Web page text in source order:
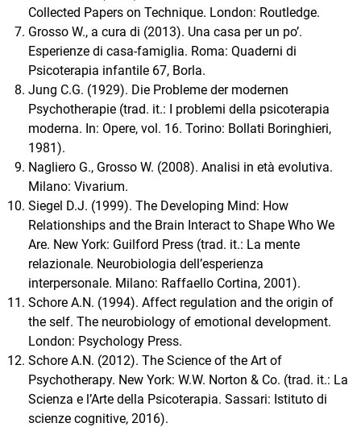
Collected Papers on Technique. London: Routledge.
Grosso W., a cura di (2013). Una casa per un po’.
Esperienze di casa-famiglia. Roma: Quaderni di
Psicoterapia infantile 67, Borla.
Jung C.G. (1929). Die Probleme der modernen
Psychotherapie (trad. it.: I problemi della psicoterapia
moderna. In: Opere, vol. 16. Torino: Bollati Boringhieri,
1981).
Nagliero G., Grosso W. (2008). Analisi in età evolutiva.
Milano: Vivarium.
Siegel D.J. (1999). The Developing Mind: How
Relationships and the Brain Interact to Shape Who We
Are. New York: Guilford Press (trad. it.: La mente
relazionale. Neurobiologia dell’esperienza
interpersonale. Milano: Raffaello Cortina, 2001).
Schore A.N. (1994). Affect regulation and the origin of
the self. The neurobiology of emotional development.
London: Psychology Press.
Schore A.N. (2012). The Science of the Art of
Psychotherapy. New York: W.W. Norton & Co. (trad. it.: La
Scienza e l’Arte della Psicoterapia. Sassari: Istituto di
scienze cognitive, 2016).